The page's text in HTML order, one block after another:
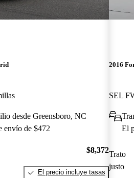
desde Greensboro, NC
envío de $472
$8,372
El precio incluye tasas
2016
SEL
El
Trato
justo